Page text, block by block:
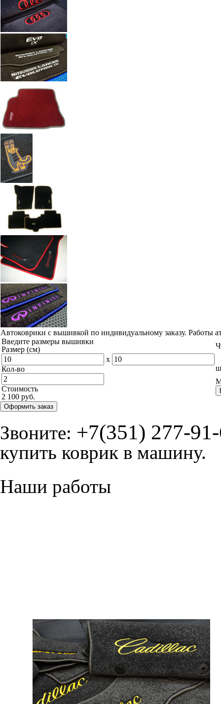
Автоковрики с вышивкой по индивидуальному заказу. Работы
Введите размеры вышивки
Размер (см)
x
Кол-во
Стоимость
2 100 руб.
Оформить заказ
Звоните: +7(351) 277-
купить коврик в машину.
Наши работы